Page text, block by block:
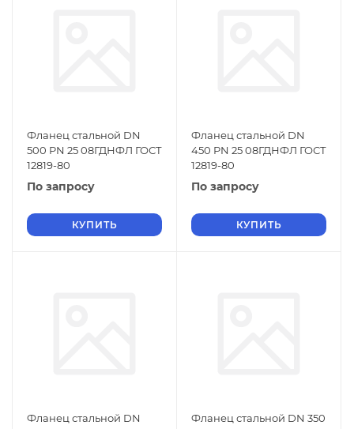
Фланец стальной DN
500 PN 25 08ГДНФЛ ГОСТ
12819-80
По запросу
КУПИТЬ
Фланец стальной DN
450 PN 25 08ГДНФЛ ГОСТ
12819-80
По запросу
КУПИТЬ
Фланец стальной DN
Фланец стальной DN 350